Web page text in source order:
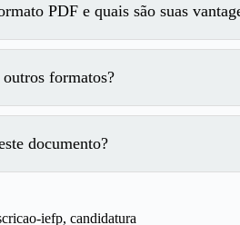
PDF e quais são suas
formatos?
documento?
iefp, candidatura